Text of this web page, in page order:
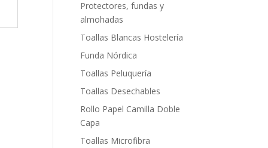
Protectores, fundas y
almohadas
Toallas Blancas Hostelería
Funda Nórdica
Toallas Peluquería
Toallas Desechables
Rollo Papel Camilla Doble
Capa
Toallas Microfibra